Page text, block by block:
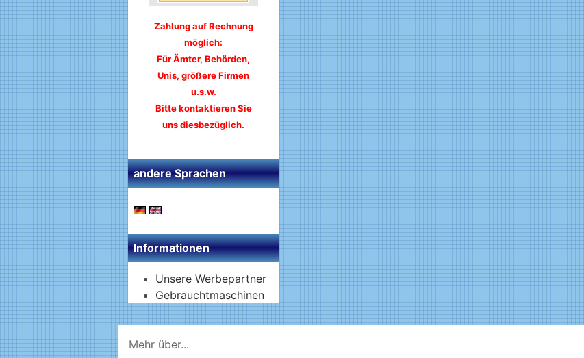
Zahlung auf Rechnung
möglich:
Für Ämter, Behörden,
Unis, größere Firmen
u.s.w.
Bitte kontaktieren Sie
uns diesbezüglich.
andere Sprachen
Informationen
Unsere Werbepartner
Gebrauchtmaschinen
Mehr über...